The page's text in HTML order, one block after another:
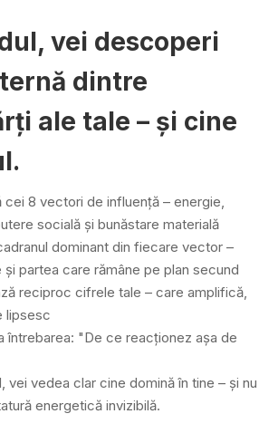
vei descoperi
dintre
ale tale – și cine
cei 8 vectori de influență – energie,
socială și bunăstare materială
dominant din fiecare vector –
partea care rămâne pe plan secund
reciproc cifrele tale – care amplifică,
lipsesc
întrebarea: "De ce reacționez așa de
vei vedea clar cine domină în tine – și nu
energetică invizibilă.